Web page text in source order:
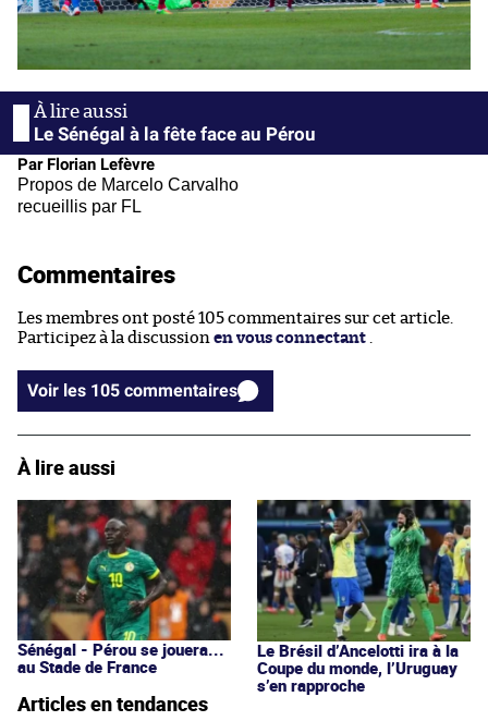
Le Sénégal à la fête face au Pérou
Par Florian Lefèvre
Propos de Marcelo Carvalho
recueillis par FL
Commentaires
Les membres ont posté 105 commentaires sur cet article.
Participez à la discussion en vous connectant .
Voir les 105 commentaires
À lire aussi
Sénégal - Pérou se jouera...
au Stade de France
Le Brésil d’Ancelotti ira à la
Coupe du monde, l’Uruguay
s’en rapproche
Articles en tendances